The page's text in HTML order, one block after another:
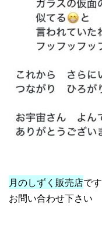
月のしずく販売店です
お問い合わせ下さい